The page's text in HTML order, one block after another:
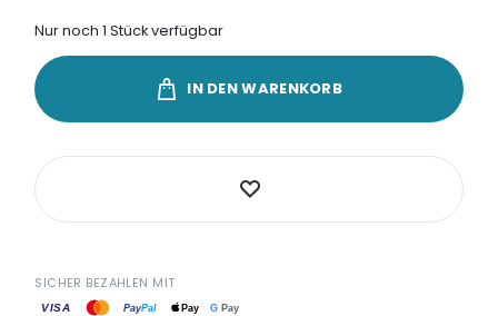
Nur noch 1 Stück verfügbar
IN DEN WARENKORB
SICHER BEZAHLEN MIT
VISA PayPal Pay G Pay